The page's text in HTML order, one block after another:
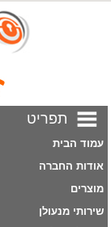
תפריט
עמוד הבית
אודות החברה
מוצרים
שירותי מנעולן